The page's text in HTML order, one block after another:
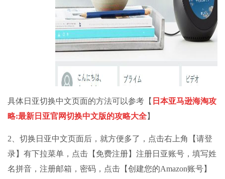
具体日亚切换中文页面的方法可以参考【 日本亚马逊海淘攻
略:最新日亚官网切换中文版的攻略大全】
2、切换日亚中文页面后，就方便多了，点击右上角【请登
录】有下拉菜单，点击【免费注册】注册日亚账号，填写姓
名拼音，注册邮箱，密码，点击【创建您的Amazon账号】